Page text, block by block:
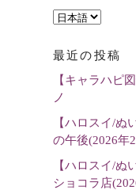
言
を
選
最近の投稿
【キャラハピ
ノ
【ハロスイ/ぬ
の午後(2026年
【ハロスイ/ぬ
ショコラ店